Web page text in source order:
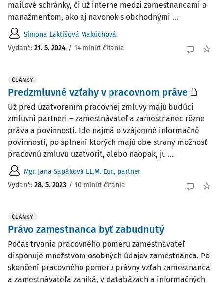
mailové schránky, či už interne medzi zamestnancami a
manažmentom, ako aj navonok s obchodnými ...
Simona Laktišová Makúchová
Vydané: 21. 5. 2024 / 14 minút čítania
ČLÁNKY
Predzmluvné vzťahy v pracovnom práve
Už pred uzatvorením pracovnej zmluvy majú budúci
zmluvní partneri – zamestnávateľ a zamestnanec rôzne
práva a povinnosti. Ide najmä o vzájomné informačné
povinnosti, po splnení ktorých majú obe strany možnosť
pracovnú zmluvu uzatvoriť, alebo naopak, ju ...
Mgr. Jana Sapáková LL.M. Eur., partner
Vydané: 28. 5. 2023 / 10 minút čítania
ČLÁNKY
Právo zamestnanca byť zabudnutý
Počas trvania pracovného pomeru zamestnávateľ
disponuje množstvom osobných údajov zamestnanca. Po
skončení pracovného pomeru právny vzťah zamestnanca
a zamestnávateľa zaniká, v databázach a informačných